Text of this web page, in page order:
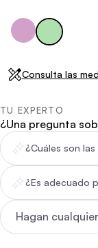
Consulta las
TU EXPERTO
¿Una pregunta
¿Cuáles son
¿Es adecuado